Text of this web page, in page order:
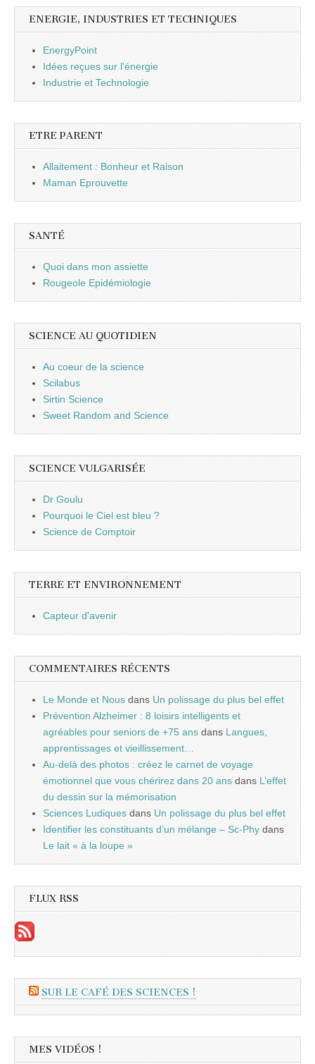
ENERGIE, INDUSTRIES ET TECHNIQUES
EnergyPoint
Idées reçues sur l'énergie
Industrie et Technologie
ETRE PARENT
Allaitement : Bonheur et Raison
Maman Eprouvette
SANTÉ
Quoi dans mon assiette
Rougeole Epidémiologie
SCIENCE AU QUOTIDIEN
Au coeur de la science
Scilabus
Sirtin Science
Sweet Random and Science
SCIENCE VULGARISÉE
Dr Goulu
Pourquoi le Ciel est bleu ?
Science de Comptoir
TERRE ET ENVIRONNEMENT
Capteur d'avenir
COMMENTAIRES RÉCENTS
Le Monde et Nous dans Un polissage du plus bel effet
Prévention Alzheimer : 8 loisirs intelligents et
agréables pour seniors de +75 ans dans Langues,
apprentissages et vieillissement…
Au-delà des photos : créez le carnet de voyage
émotionnel que vous chérirez dans 20 ans dans L’effet
du dessin sur la mémorisation
Sciences Ludiques dans Un polissage du plus bel effet
Identifier les constituants d’un mélange – Sc-Phy dans
Le lait « à la loupe »
FLUX RSS
SUR LE CAFÉ DES SCIENCES !
MES VIDÉOS !